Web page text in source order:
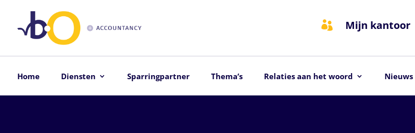
 Mijn kantoor
Home Diensten Sparringpartner Thema’s Relaties aan het woord Nieuws